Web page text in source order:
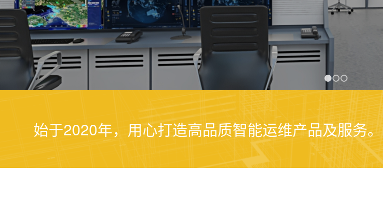
始于2020年，用心打造高品质智能运维产品及服务。